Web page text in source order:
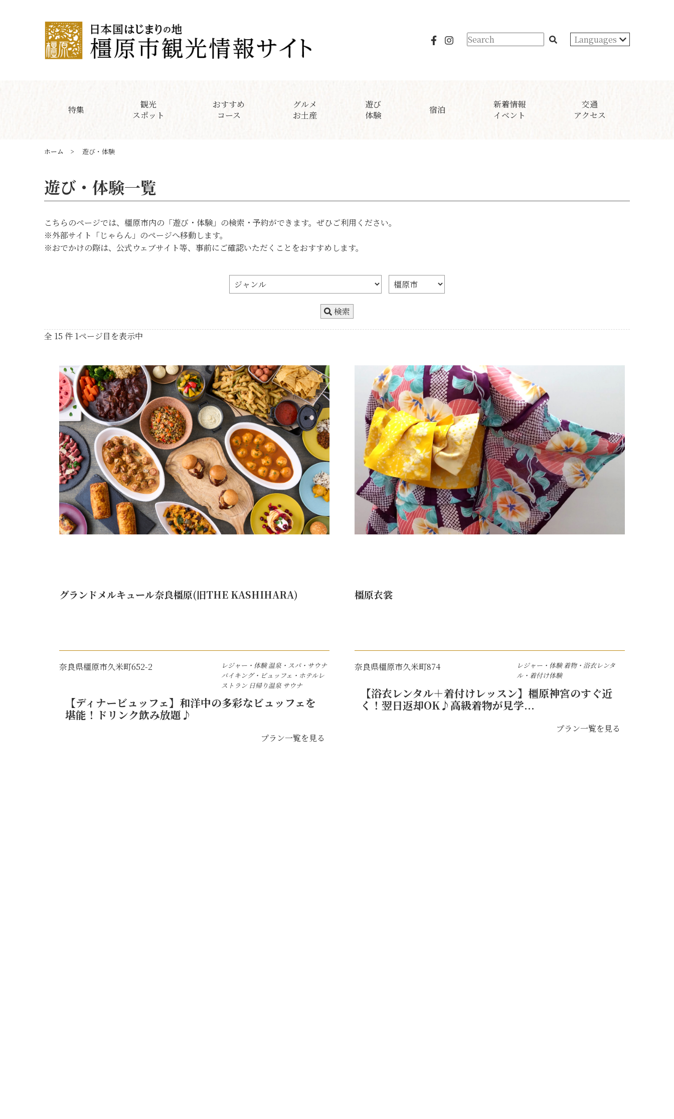
Languages
特集
観光
スポット
おすすめ
コース
グルメ
お土産
遊び
体験
宿泊
新着情報
イベント
交通
アクセス
ホーム 遊び・体験
遊び・体験一覧
こちらのページでは、橿原市内の「遊び・体験」の検索・予約ができます。ぜひご利用ください。
※外部サイト「じゃらん」のページへ移動します。
※おでかけの際は、公式ウェブサイト等、事前にご確認いただくことをおすすめします。
検索
全 15 件 1ページ目を表示中
グランドメルキュール奈良橿原(旧THE KASHIHARA)
奈良県橿原市久米町652-2 レジャー・体験温泉・スパ・サウナ
バイキング・ビュッフェ・ホテルレ
ストラン 日帰り温泉 サウナ
【ディナービュッフェ】和洋中の多彩なビュッフェを
堪能！ドリンク飲み放題♪
プラン一覧を見る
橿原衣裳
奈良県橿原市久米町874 レジャー・体験着物・浴衣レンタ
ル・着付け体験
【浴衣レンタル＋着付けレッスン】橿原神宮のすぐ近
く！翌日返却OK♪高級着物が見学...
プラン一覧を見る